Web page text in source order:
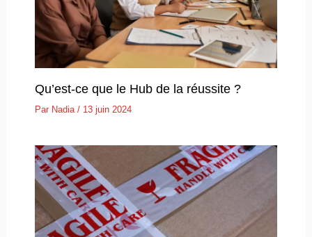
Qu’est-ce que le Hub de la réussite ?
Par Nadia / 13 juin 2024